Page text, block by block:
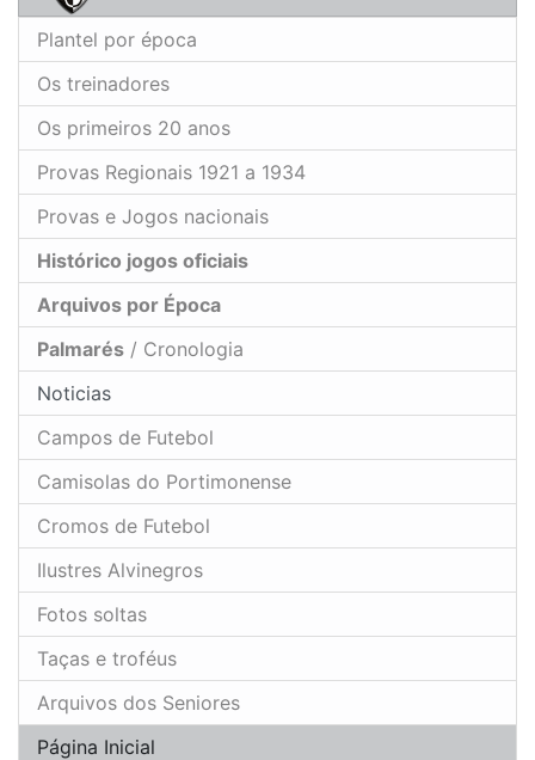
Plantel por época
Os treinadores
Os primeiros 20 anos
Provas Regionais 1921 a 1934
Provas e Jogos nacionais
Histórico jogos oficiais
Arquivos por Época
Palmarés / Cronologia
Noticias
Campos de Futebol
Camisolas do Portimonense
Cromos de Futebol
Ilustres Alvinegros
Fotos soltas
Taças e troféus
Arquivos dos Seniores
Página Inicial